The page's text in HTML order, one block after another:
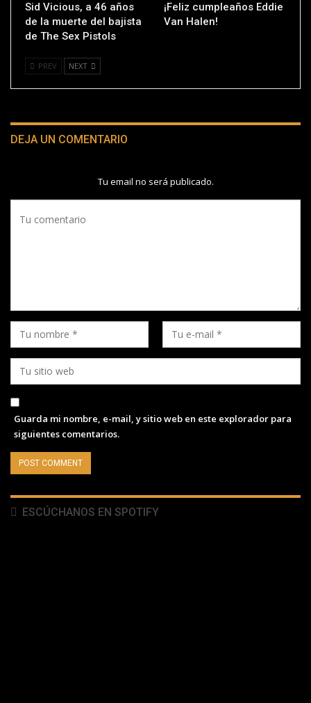
Sid Vicious, a 46 años
de la muerte del bajista
de The Sex Pistols
¡Feliz cumpleaños Eddie
Van Halen!
PREV NEXT
DEJA UN COMENTARIO
Tu email no será publicado.
Guarda mi nombre, e-mail, y sitio web en este explorador para
siguientes comentarios.
ESCÚCHANOS EN SPOTIFY